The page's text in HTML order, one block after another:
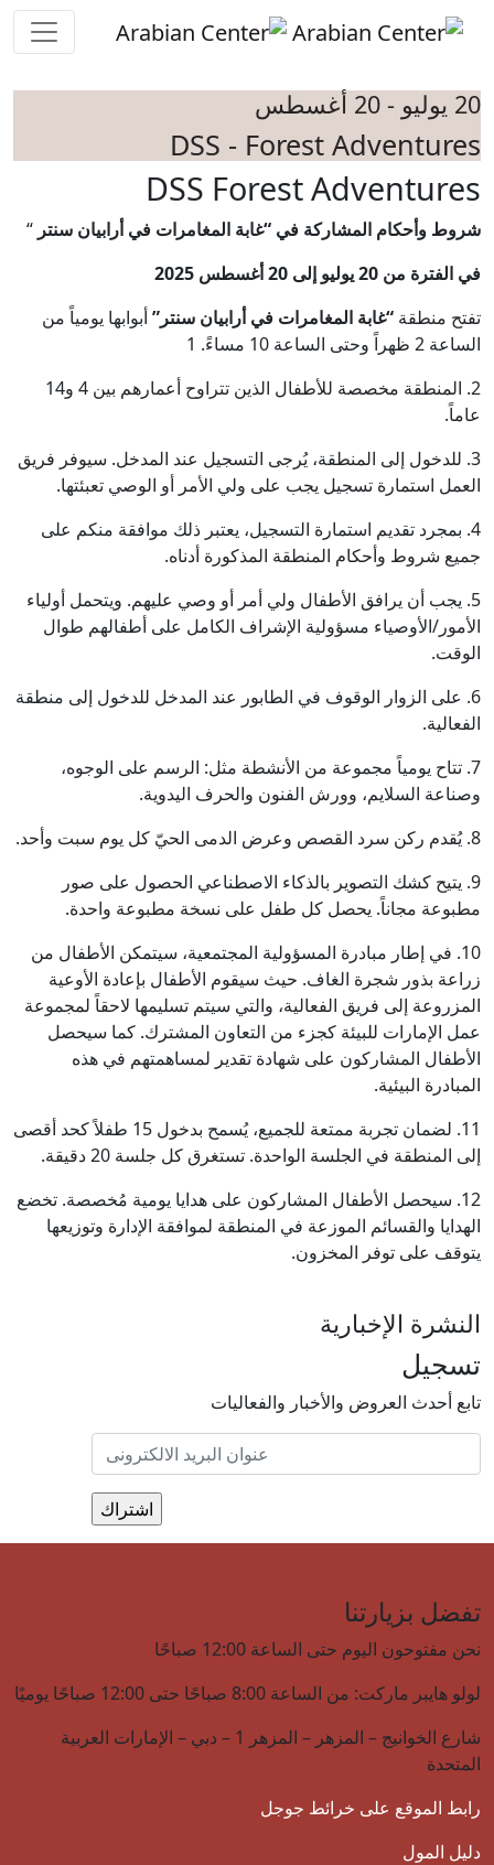
Skip to main content
20 يوليو - 20 أغسطس
DSS - Forest Adventures
DSS Forest Adventures
شروط وأحكام المشاركة في “غابة المغامرات في أرابيان سنتر “
في الفترة من 20 يوليو إلى 20 أغسطس 2025
تفتح منطقة “غابة المغامرات في أرابيان سنتر”أبوابها يومياً من
الساعة 2 ظهراً وحتى الساعة 10 مساءً. 1
2. المنطقة مخصصة للأطفال الذين تتراوح أعمارهم بين 4 و14
عاماً.
3. للدخول إلى المنطقة، يُرجى التسجيل عند المدخل. سيوفر فريق
العمل استمارة تسجيل يجب على ولي الأمر أو الوصي تعبئتها.
4. بمجرد تقديم استمارة التسجيل، يعتبر ذلك موافقة منكم على
جميع شروط وأحكام المنطقة المذكورة أدناه.
5. يجب أن يرافق الأطفال ولي أمر أو وصي عليهم. ويتحمل أولياء
الأمور/الأوصياء مسؤولية الإشراف الكامل على أطفالهم طوال
الوقت.
6. على الزوار الوقوف في الطابور عند المدخل للدخول إلى منطقة
الفعالية.
7. تتاح يومياً مجموعة من الأنشطة مثل: الرسم على الوجوه،
وصناعة السلايم، وورش الفنون والحرف اليدوية.
8. يُقدم ركن سرد القصص وعرض الدمى الحيّ كل يوم سبت وأحد.
9. يتيح كشك التصوير بالذكاء الاصطناعي الحصول على صور
مطبوعة مجاناً. يحصل كل طفل على نسخة مطبوعة واحدة.
10. في إطار مبادرة المسؤولية المجتمعية، سيتمكن الأطفال من
زراعة بذور شجرة الغاف. حيث سيقوم الأطفال بإعادة الأوعية
المزروعة إلى فريق الفعالية، والتي سيتم تسليمها لاحقاً لمجموعة
عمل الإمارات للبيئة كجزء من التعاون المشترك. كما سيحصل
الأطفال المشاركون على شهادة تقدير لمساهمتهم في هذه
المبادرة البيئية.
11. لضمان تجربة ممتعة للجميع، يُسمح بدخول 15 طفلاً كحد أقصى
إلى المنطقة في الجلسة الواحدة. تستغرق كل جلسة 20 دقيقة.
12. سيحصل الأطفال المشاركون على هدايا يومية مُخصصة. تخضع
الهدايا والقسائم الموزعة في المنطقة لموافقة الإدارة وتوزيعها
يتوقف على توفر المخزون.
النشرة الإخبارية
تسجيل
تابع أحدث العروض والأخبار والفعاليات
تفضل بزيارتنا
نحن مفتوحون اليوم حتى الساعة 12:00 صباحًا
لولو هايبر ماركت: من الساعة 8:00 صباحًا حتى 12:00 صباحًا يوميًا
شارع الخوانيج – المزهر – المزهر 1 – دبي – الإمارات العربية
المتحدة
رابط الموقع على خرائط جوجل
دليل المول